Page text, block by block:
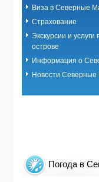
Виза в Северные
Страхование
Экскурсии и
острове
Информация о
Новости Северные
Погода в